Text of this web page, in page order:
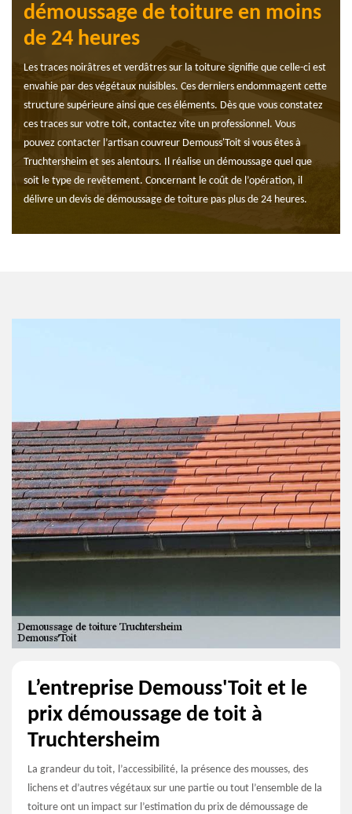
démoussage de toiture en moins
de 24 heures
Les traces noirâtres et verdâtres sur la toiture signifie que celle-ci est
envahie par des végétaux nuisibles. Ces derniers endommagent cette
structure supérieure ainsi que ces éléments. Dès que vous constatez
ces traces sur votre toit, contactez vite un professionnel. Vous
pouvez contacter l’artisan couvreur Demouss'Toit si vous êtes à
Truchtersheim et ses alentours. Il réalise un démoussage quel que
soit le type de revêtement. Concernant le coût de l’opération, il
délivre un devis de démoussage de toiture pas plus de 24 heures.
L’entreprise Demouss'Toit et le
prix démoussage de toit à
Truchtersheim
La grandeur du toit, l’accessibilité, la présence des mousses, des
lichens et d’autres végétaux sur une partie ou tout l’ensemble de la
toiture ont un impact sur l’estimation du prix de démoussage de